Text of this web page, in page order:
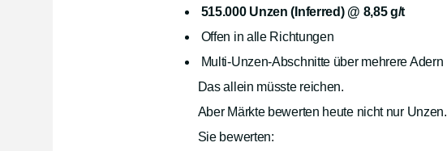
515.000 Unzen (Inferred) @ 8,85 g/t
Offen in alle Richtungen
Multi-Unzen-Abschnitte über mehrere Adern
Das allein müsste reichen.
Aber Märkte bewerten heute nicht nur Unzen.
Sie bewerten: